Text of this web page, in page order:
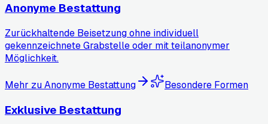
Anonyme Bestattung
Zurückhaltende Beisetzung ohne individuell
gekennzeichnete Grabstelle oder mit teilanonymer
Möglichkeit.
Mehr zuAnonyme Bestattung Besondere Formen
Exklusive Bestattung